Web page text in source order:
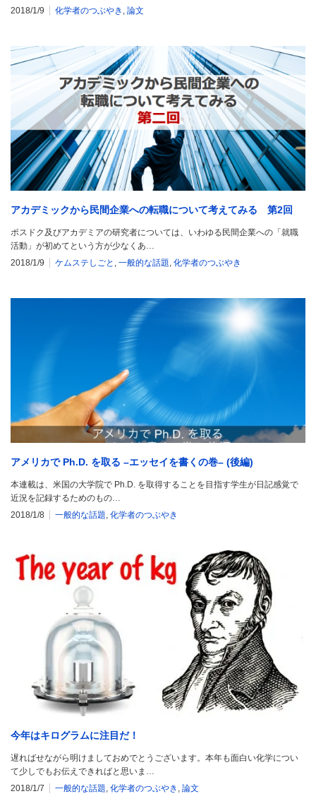
2018/1/9
化学者のつぶやき , 論文
アカデミックから民間企業への転職について考えてみる 第2回
ポスドク及びアカデミアの研究者については、いわゆる民間企業への「就職
活動」が初めてという方が少なくあ…
2018/1/9
ケムステしごと , 一般的な話題, 化学者のつぶやき
アメリカで Ph.D. を取る –エッセイを書くの巻– (後編)
本連載は、米国の大学院で Ph.D. を取得することを目指す学生が日記感覚で
近況を記録するためのもの…
2018/1/8
一般的な話題, 化学者のつぶやき
今年はキログラムに注目だ！
遅ればせながら明けましておめでとうございます。本年も面白い化学につい
て少しでもお伝えできればと思いま…
2018/1/7
一般的な話題, 化学者のつぶやき , 論文